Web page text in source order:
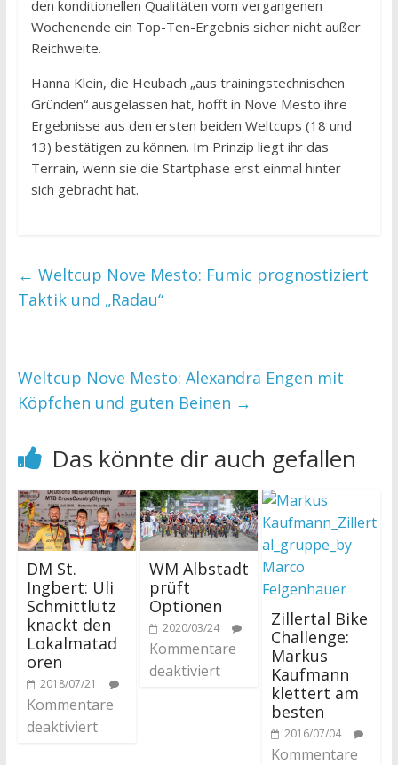
den konditionellen Qualitäten vom vergangenen
Wochenende ein Top-Ten-Ergebnis sicher nicht außer
Reichweite.
Hanna Klein, die Heubach „aus trainingstechnischen
Gründen“ ausgelassen hat, hofft in Nove Mesto ihre
Ergebnisse aus den ersten beiden Weltcups (18 und
13) bestätigen zu können. Im Prinzip liegt ihr das
Terrain, wenn sie die Startphase erst einmal hinter
sich gebracht hat.
← Weltcup Nove Mesto: Fumic prognostiziert
Taktik und „Radau“
Weltcup Nove Mesto: Alexandra Engen mit
Köpfchen und guten Beinen →
Das könnte dir auch gefallen
DM St.
Ingbert: Uli
Schmittlutz
knackt den
Lokalmatad
oren
2018/07/21
Kommentare
deaktiviert
WM Albstadt
prüft
Optionen
2020/03/24
Kommentare
deaktiviert
Zillertal Bike
Challenge:
Markus
Kaufmann
klettert am
besten
2016/07/04
Kommentare